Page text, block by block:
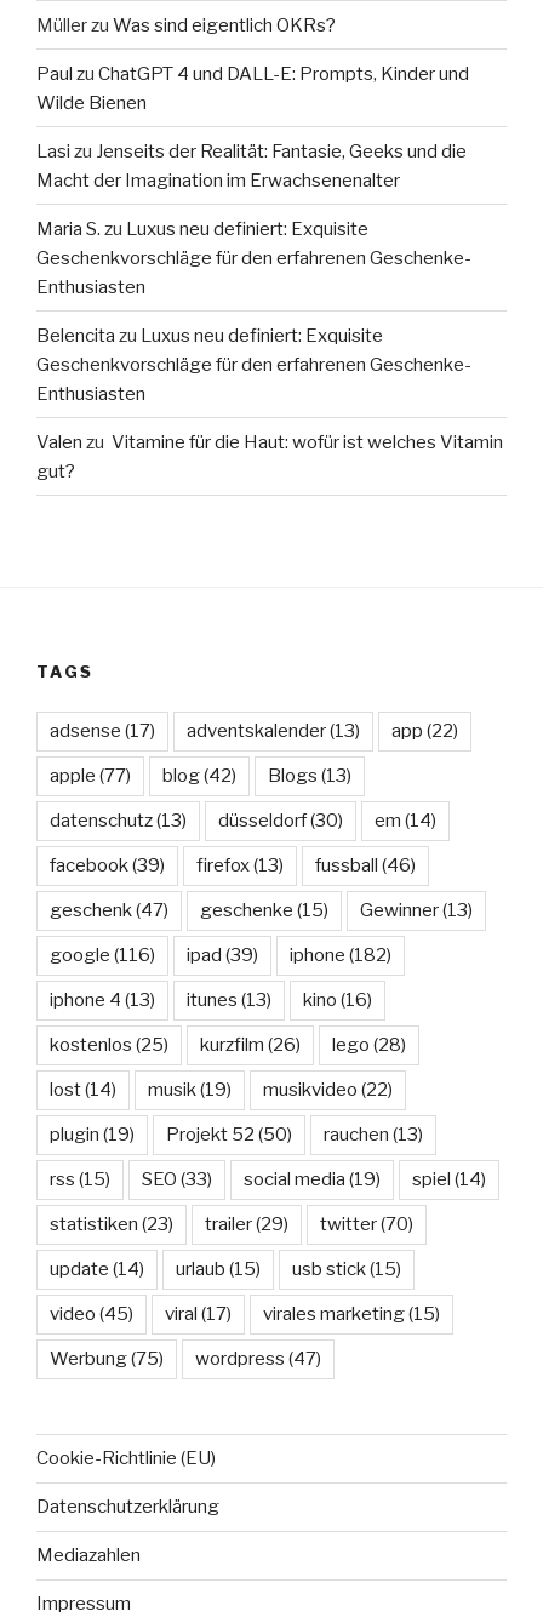
Müllerzu Was sind eigentlich OKRs?
Paul zu ChatGPT 4 und DALL-E: Prompts, Kinder und
Wilde Bienen
Lasi zu Jenseits der Realität: Fantasie, Geeks und die
Macht der Imagination im Erwachsenenalter
Maria S. zu Luxus neu definiert: Exquisite
Geschenkvorschläge für den erfahrenen Geschenke-
Enthusiasten
Belencita zu Luxus neu definiert: Exquisite
Geschenkvorschläge für den erfahrenen Geschenke-
Enthusiasten
Valen zu Vitamine für die Haut: wofür ist welches Vitamin
gut?
TAGS
adsense (17) adventskalender(13) app (22)
apple (77) blog(42) Blogs (13)
datenschutz(13) düsseldorf(30) em (14)
facebook(39) firefox(13) fussball (46)
geschenk(47) geschenke (15) Gewinner(13)
google (116) ipad (39) iphone (182)
iphone 4 (13) itunes (13) kino (16)
kostenlos (25) kurzfilm (26) lego (28)
lost(14) musik(19) musikvideo (22)
plugin (19) Projekt 52 (50) rauchen (13)
rss (15) SEO (33) social media (19) spiel (14)
statistiken (23) trailer(29) twitter(70)
update (14) urlaub (15) usb stick(15)
video (45) viral (17) virales marketing(15)
Werbung(75) wordpress (47)
Cookie-Richtlinie (EU)
Datenschutzerklärung
Mediazahlen
Impressum